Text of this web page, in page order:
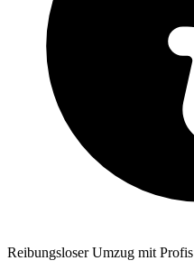
Reibungsloser Umzug mit Profis